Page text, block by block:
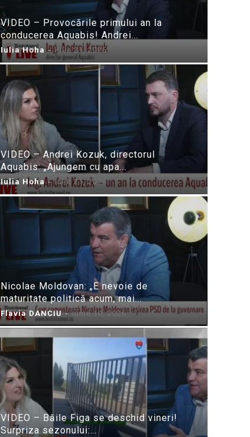
VIDEO – Provocările primului an la
conducerea Aquabis! Andrei...
Iulia Hoha - iulie 21, 2026
VIDEO – Andrei Kozuk, directorul
Aquabis: „Ajungem cu apa...
Iulia Hoha - iulie 21, 2026
Nicolae Moldovan: „E nevoie de
maturitate politică acum, mai...
Flavia DANCIU - iunie 10, 2026
VIDEO – Băile Figa se deschid vineri!
Surpriza sezonului:...